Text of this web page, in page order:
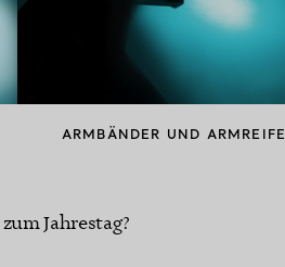
ARMBÄNDER UND ARMREIFE
Jahrestag?